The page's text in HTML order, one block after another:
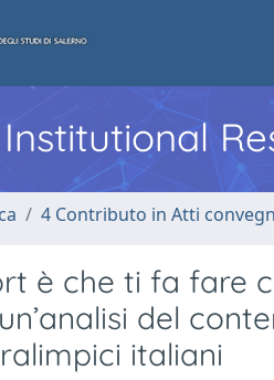
Institutional
4 Contributo in Atti
è che ti fa fare
del
italiani